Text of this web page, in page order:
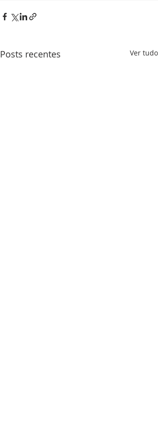
Posts recentes Ver tudo